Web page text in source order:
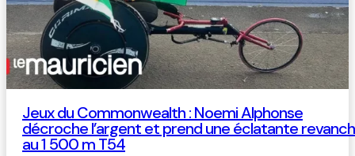
Jeux du Commonwealth : Noemi Alphonse
décroche l’argent et prend une éclatante
au 1 500 m T54